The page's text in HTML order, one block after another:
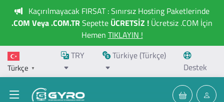
Kaçırılmayacak FIRSAT : Sınırsız Hosting Paketlerinde
.COM Veya .COM.TRSepette ÜCRETSİZ ! Ücretsiz .COM İçin
Hemen TIKLAYIN !
Türkçe ▼
TRY
Türkiye (Türkçe)
Destek